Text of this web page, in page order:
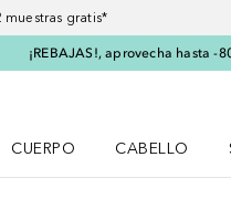
gratis*
¡REBAJAS!, aprovecha hasta
CUERPO
CABELLO